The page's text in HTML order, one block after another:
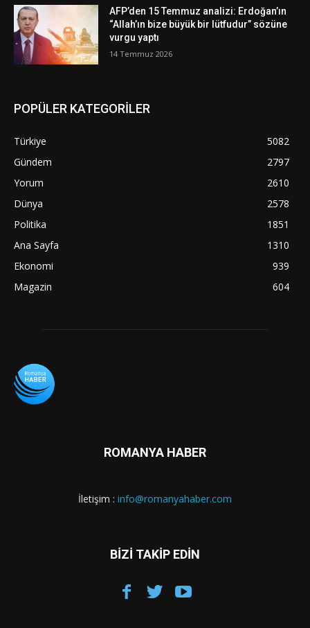
AFP’den 15 Temmuz analizi: Erdoğan’ın
“Allah’ın bize büyük bir lütfudur” sözüne
vurgu yaptı
14 Temmuz 2026
POPÜLER KATEGORİLER
Türkiye
5082
Gündem
2797
Yorum
2610
Dünya
2578
Politika
1851
Ana Sayfa
1310
Ekonomi
939
Magazin
604
ROMANYA HABER
İletişim : info@romanyahaber.com
BİZİ TAKİP EDİN